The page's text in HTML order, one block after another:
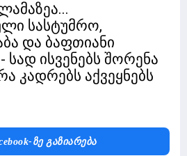
სასტუმრო,
და ბაფთიანი
სად ისვენებს შორენა
კადრებს აქვეყნებს
Ზე Გაზიარება